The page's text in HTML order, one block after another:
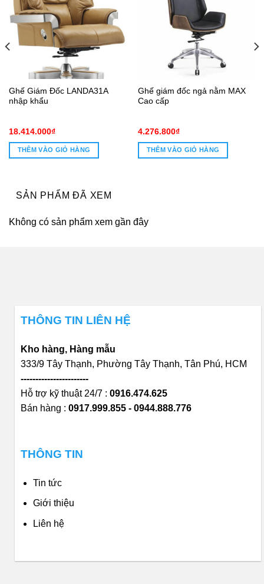
Ghế Giám Đốc LANDA31A
nhập khẩu
18.414.000₫
THÊM VÀO GIỎ HÀNG
Ghế giám đốc ngả nằm MAX
Cao cấp
4.276.800₫
THÊM VÀO GIỎ HÀNG
SẢN PHẨM ĐÃ XEM
Không có sản phẩm xem gần đây
THÔNG TIN LIÊN HỆ
Kho hàng, Hàng mẫu
333/9 Tây Thạnh, Phường Tây Thạnh, Tân Phú, HCM
-----------------------
Hỗ trợ kỹ thuật 24/7 : 0916.474.625
Bán hàng : 0917.999.855 - 0944.888.776
THÔNG TIN
Tin tức
Giới thiệu
Liên hệ